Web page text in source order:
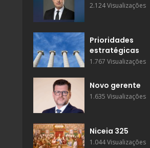
2.124 Visualizações
Prioridades
estratégicas
1.767 Visualizações
Novo gerente
1.635 Visualizações
Niceia 325
1.044 Visualizações